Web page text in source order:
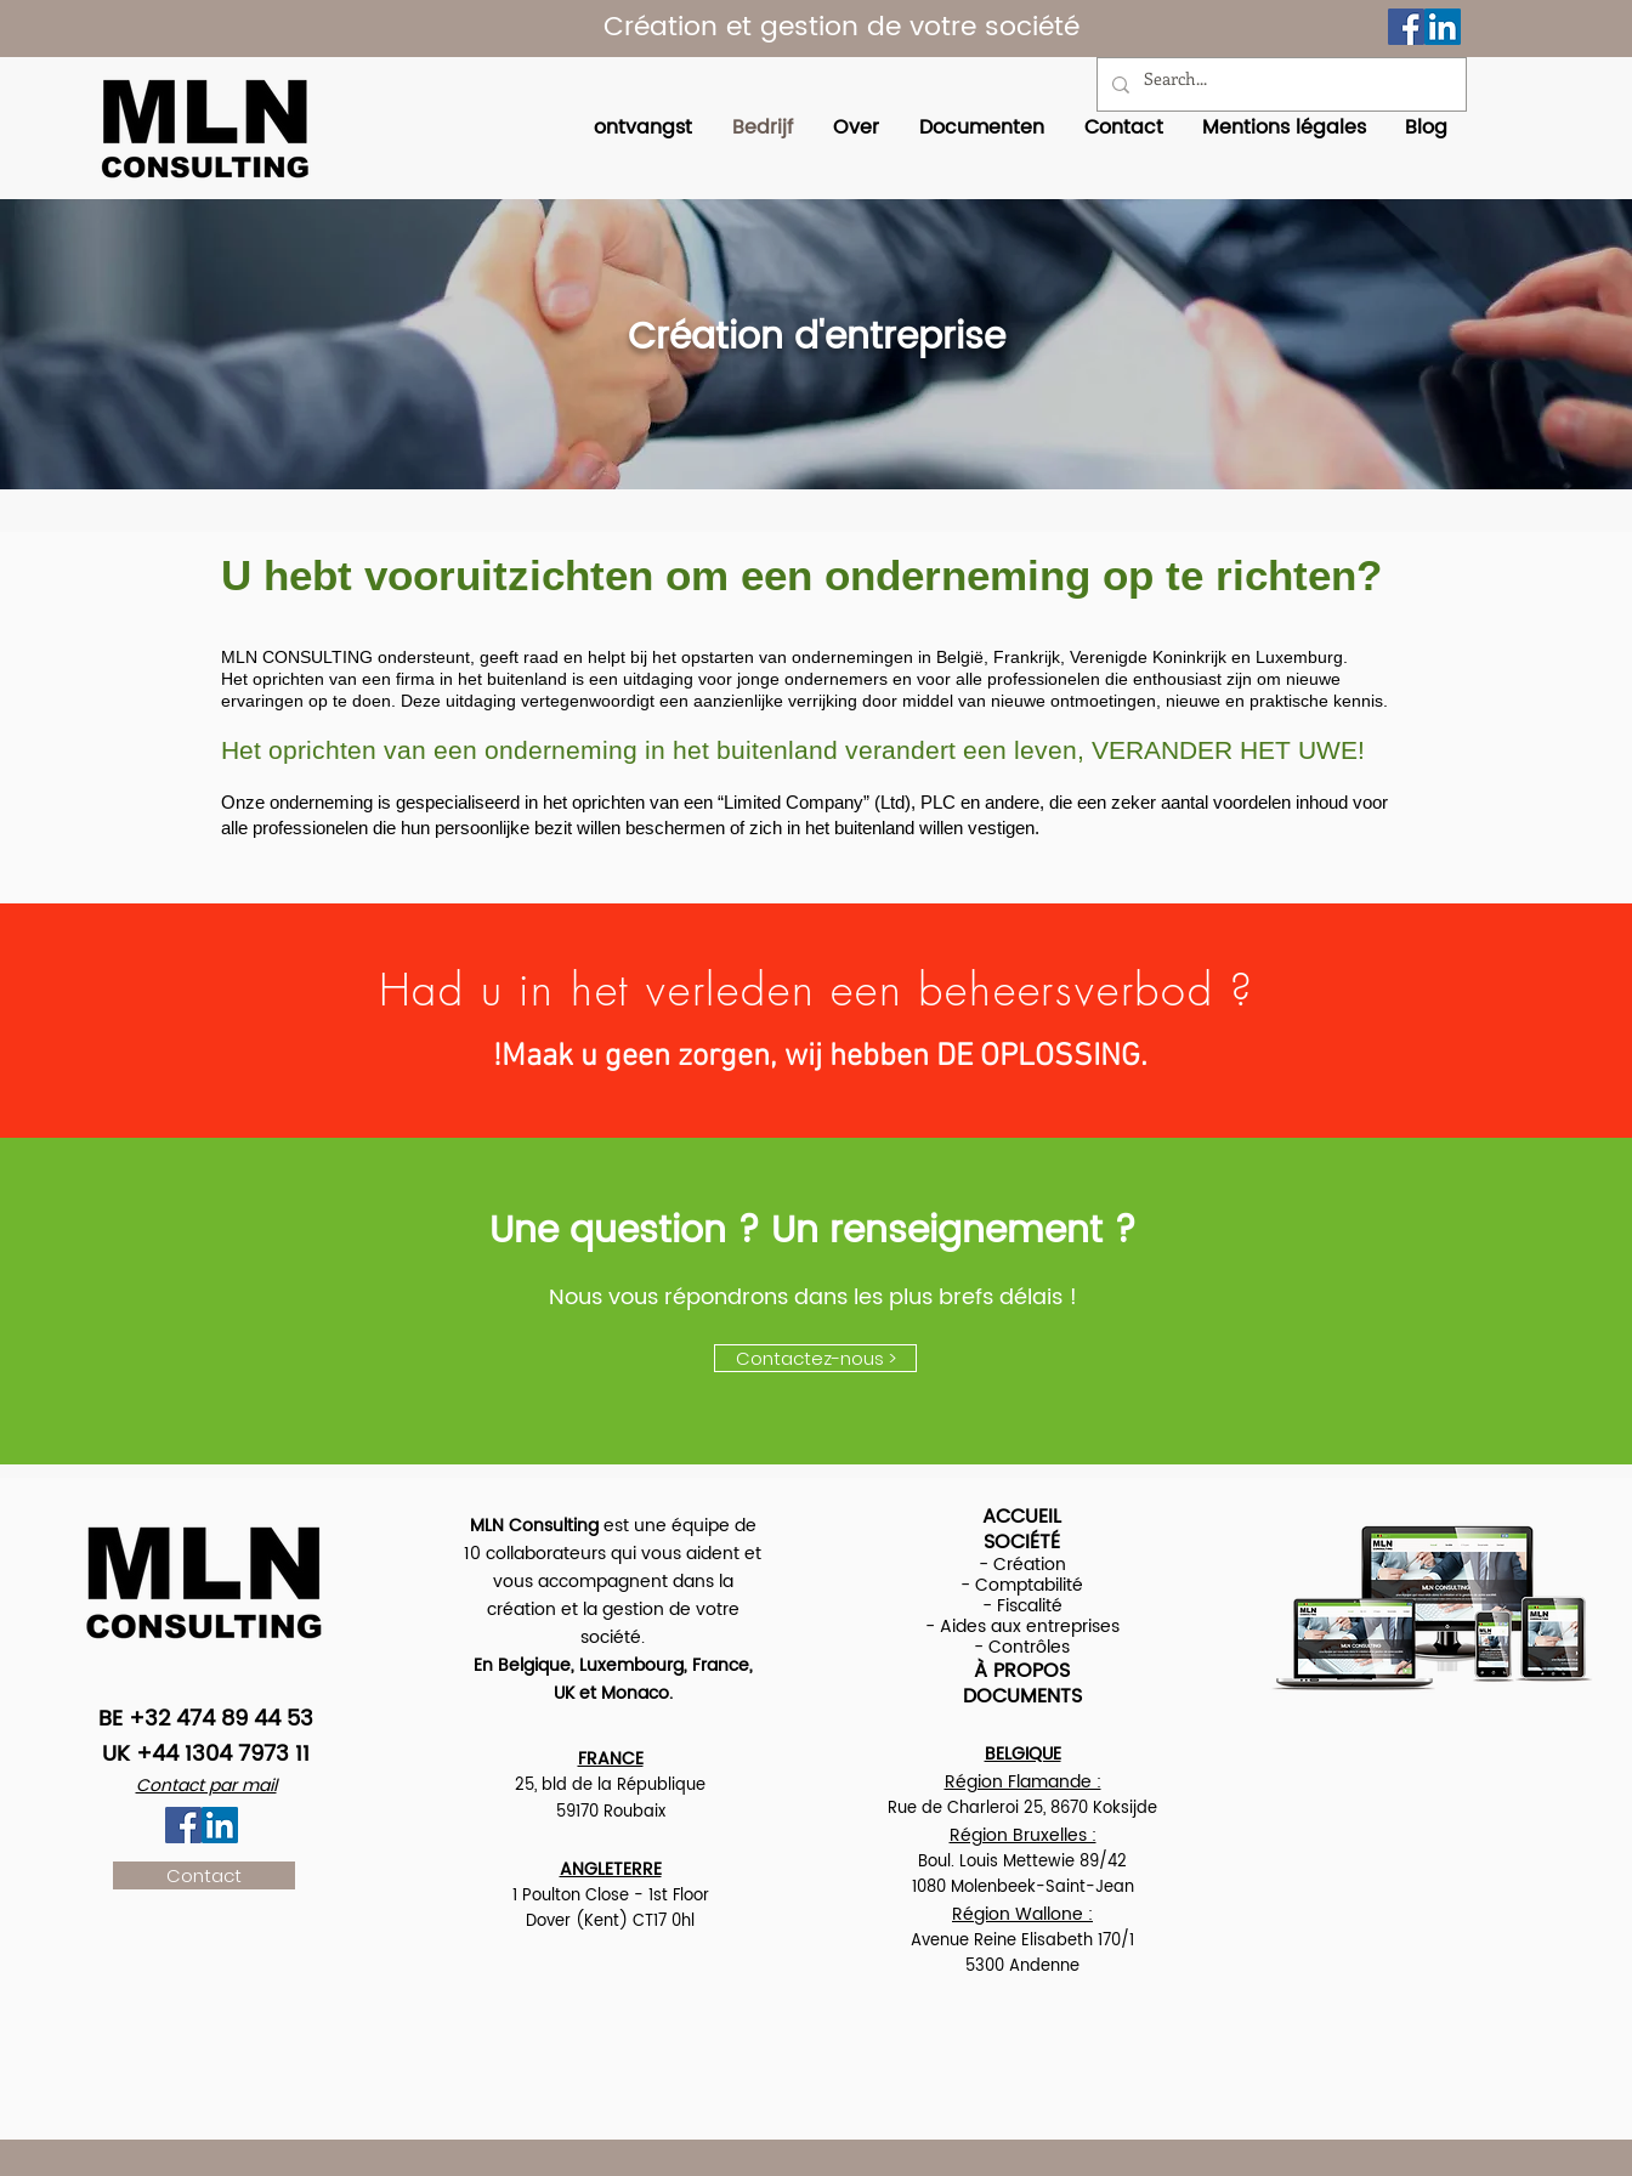
Création et gestion de votre société
ontvangst Bedrijf Over Documenten Contact Mentions légales Blog
Création d'entreprise
U hebt vooruitzichten om een onderneming op te richten?
MLN CONSULTING ondersteunt, geeft raad en helpt bij het opstarten van ondernemingen in België, Frankrijk, Verenigde Koninkrijk en Luxemburg.
Het oprichten van een firma in het buitenland is een uitdaging voor jonge ondernemers en voor alle professionelen die enthousiast zijn om nieuwe
ervaringen op te doen. Deze uitdaging vertegenwoordigt een aanzienlijke verrijking door middel van nieuwe ontmoetingen, nieuwe en praktische kennis.
Het oprichten van een onderneming in het buitenland verandert een leven, VERANDER HET UWE!
Onze onderneming is gespecialiseerd in het oprichten van een “Limited Company” (Ltd), PLC en andere, die een zeker aantal voordelen inhoud voor
alle professionelen die hun persoonlijke bezit willen beschermen of zich in het buitenland willen vestigen.
Had u in het verleden een beheersverbod ?
!Maak u geen zorgen, wij hebben DE OPLOSSING.
Une question ? Un renseignement ?
Nous vous répondrons dans les plus brefs délais !
Contactez-nous >
BE +32 474 89 44 53
UK +44 1304 7973 11
Contact par mail
Contact
MLN Consultingest une équipe de
10 collaborateurs qui vous aident et
vous accompagnent dans la
création et la gestion de votre
société.
En Belgique, Luxembourg, France,
UK et Monaco.
FRANCE
25, bld de la République
59170 Roubaix
ANGLETERRE
1 Poulton Close - 1st Floor
Dover (Kent) CT17 0hl
ACCUEIL
SOCIÉTÉ
- Création
- Comptabilité
- Fiscalité
- Aides aux entreprises
- Contrôles
À PROPOS
DOCUMENTS
BELGIQUE
Région Flamande :
Rue de Charleroi 25,8670 Koksijde
Région Bruxelles :
Boul. Louis Mettewie 89/42
1080 Molenbeek-Saint-Jean
Région Wallone :
Avenue Reine Elisabeth 170/1
5300 Andenne